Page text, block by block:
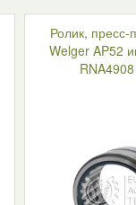
Ролик,
Welger AP52